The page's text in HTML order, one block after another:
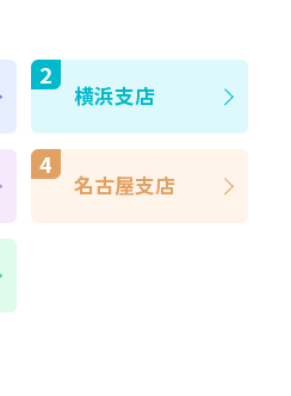
横浜支店
名古屋支店